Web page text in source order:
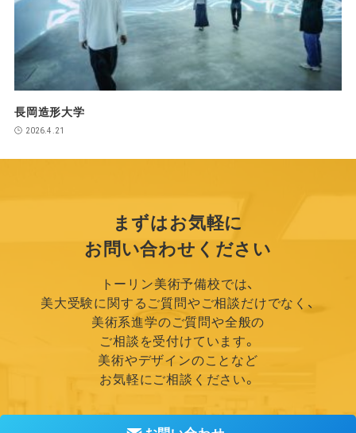
長岡造形大学
2026.4.21
まずはお気軽に
お問い合わせください
トーリン美術予備校では、
美大受験に関するご質問やご相談だけでなく、
美術系進学のご質問や全般の
ご相談を受付けています。
美術やデザインのことなど
お気軽にご相談ください。